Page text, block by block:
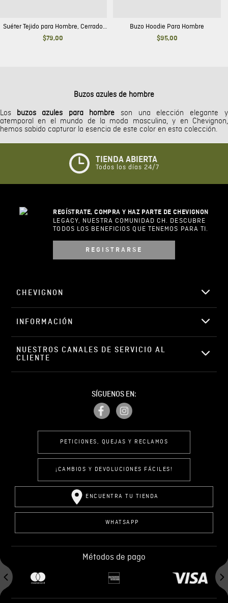
Suéter Tejido para Hombre, Cerrado
Cuello Redondo - Esencial
$79,00
Buzo Hoodie Para Hombre
$95,00
Buzos azules de hombre
Los buzos azules para hombre son una elección elegante y
atemporal en el mundo de la moda masculina, y en Chevignon,
hemos sabido capturar la esencia de este color en esta colección.
TIENDA ABIERTA
Todos los días 24/7
REGÍSTRATE, COMPRA Y HAZ PARTE DE CHEVIGNON
LEGACY, NUESTRA COMUNIDAD CH. DESCUBRE
TODOS LOS BENEFICIOS QUE TENEMOS PARA TI.
REGISTRARSE
CHEVIGNON
INFORMACIÓN
NUESTROS CANALES DE SERVICIO AL
CLIENTE
SÍGUENOS EN:
PETICIONES, QUEJAS Y RECLAMOS
¡CAMBIOS Y DEVOLUCIONES FÁCILES!
ENCUENTRA TU TIENDA
WHATSAPP
Métodos de pago